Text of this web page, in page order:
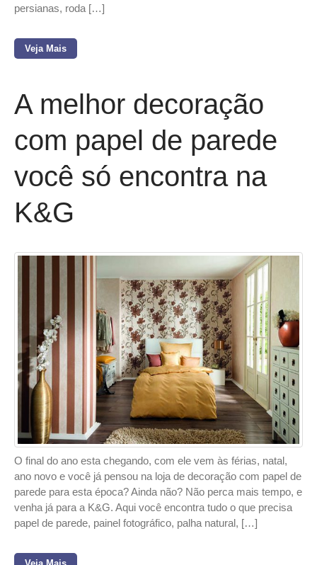
persianas, roda […]
Veja Mais
A melhor decoração
com papel de parede
você só encontra na
K&G
O final do ano esta chegando, com ele vem às férias, natal,
ano novo e você já pensou na loja de decoração com papel de
parede para esta época? Ainda não? Não perca mais tempo, e
venha já para a K&G. Aqui você encontra tudo o que precisa
papel de parede, painel fotográfico, palha natural, […]